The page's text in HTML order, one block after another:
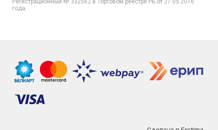
Регистрационный № 332562 в Торговом реестре РБ от 27.05.2016
года.